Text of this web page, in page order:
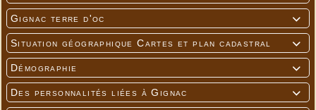

Gignac terre d'oc

Situation géographique Cartes et plan cadastral

Démographie

Des personnalités liées à Gignac